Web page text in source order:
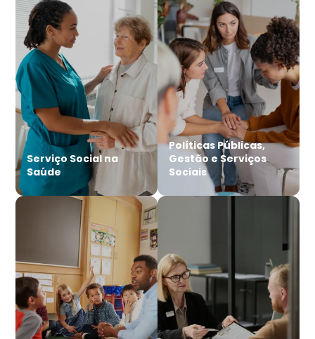
Serviço Social na
Saúde
Políticas Públicas,
Gestão e Serviços
Sociais